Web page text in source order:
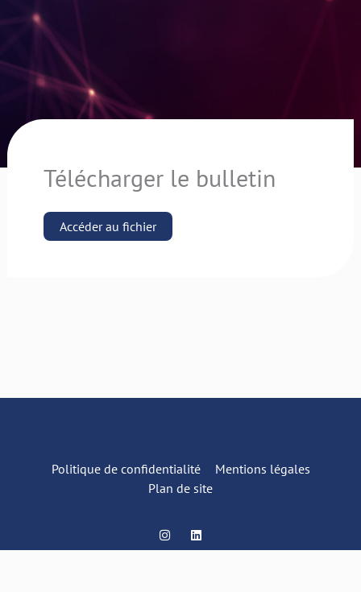
Télécharger le bulletin
Accéder au fichier
Politique de confidentialité
Mentions légales
Plan de site
I
n
s
L
i
n